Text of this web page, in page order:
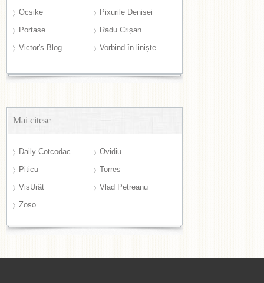
Ocsike
Pixurile Denisei
Portase
Radu Crișan
Victor's Blog
Vorbind în liniște
Mai citesc
Daily Cotcodac
Ovidiu
Piticu
Torres
VisUrât
Vlad Petreanu
Zoso